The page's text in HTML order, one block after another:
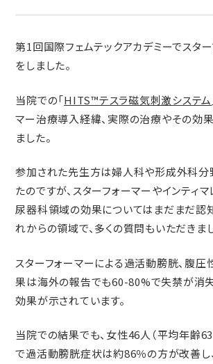
第1回国際フェムテックアカデミーでスタ
をしました。
当院での「HITS™テスラ磁気刺激システム
マー治療導入経緯、実際の治療やその効
ました。
参加された先生方は婦人科や形成外科分
たのですが、スターフォーマーやインティ
尿器科領域の効果についてはまだまだ認
れからの領域で、多くの質問もいただきま
スターフォーマーによる過活動膀胱、腹
果は海外の報告でも60-80%で失禁が消
効果が示されています。
当院での結果でも、女性46人（平均年齢
で過活動膀胱症状は約86％の方が改善し